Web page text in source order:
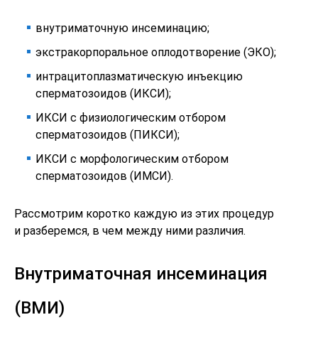
внутриматочную инсеминацию;
экстракорпоральное оплодотворение (ЭКО);
интрацитоплазматическую инъекцию
сперматозоидов (ИКСИ);
ИКСИ с физиологическим отбором
сперматозоидов (ПИКСИ);
ИКСИ с морфологическим отбором
сперматозоидов (ИМСИ).
Рассмотрим коротко каждую из этих процедур
и разберемся, в чем между ними различия.
Внутриматочная инсеминация
(ВМИ)